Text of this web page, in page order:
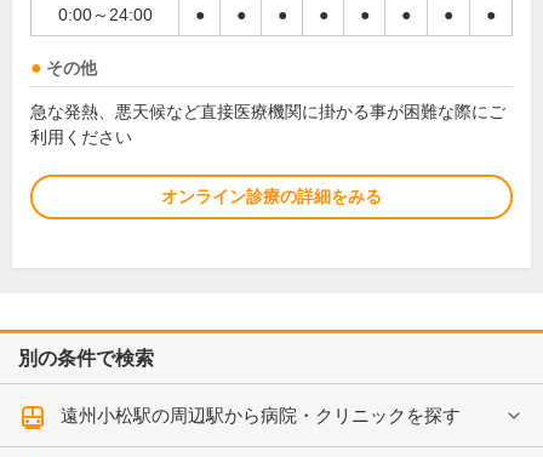
0:00～24:00 ● ● ● ● ● ● ● ●
その他
急な発熱、悪天候など直接医療機関に掛かる事が困難な際にご
利用ください
オンライン診療の詳細をみる
別の条件で検索
遠州小松駅の周辺駅から病院・クリニックを探す